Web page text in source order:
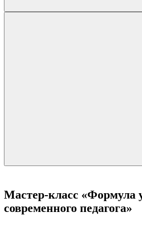
Мастер-класс «Формула
современного педагога»